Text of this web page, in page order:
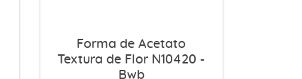
Forma de Acetato
Textura de Flor N10420 -
Bwb